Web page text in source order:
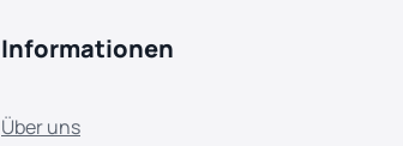
Informationen
Über uns